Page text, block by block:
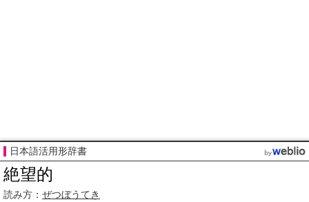
日本語活用形辞書
絶望的
読み方： ぜつぼうてき